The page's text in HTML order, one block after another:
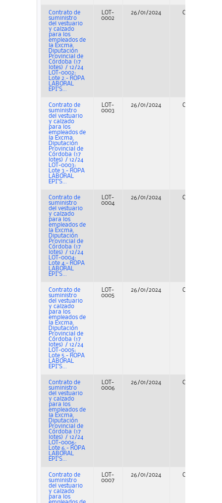
Contrato de
suministro
del vestuario
y calzado
para los
empleados de
la Excma.
Diputación
Provincial de
Córdoba (17
lotes) / 12/24
LOT-0002:
Lote 2.- ROPA
LABORAL
EPI’S...
LOT-
0002
26/01/2024 Concurso
Contrato de
suministro
del vestuario
y calzado
para los
empleados de
la Excma.
Diputación
Provincial de
Córdoba (17
lotes) / 12/24
LOT-0003:
Lote 3.- ROPA
LABORAL
EPI’S...
LOT-
0003
26/01/2024 Concurso
Contrato de
suministro
del vestuario
y calzado
para los
empleados de
la Excma.
Diputación
Provincial de
Córdoba (17
lotes) / 12/24
LOT-0004:
Lote 4.- ROPA
LABORAL
EPI’S...
LOT-
0004
26/01/2024 Concurso
Contrato de
suministro
del vestuario
y calzado
para los
empleados de
la Excma.
Diputación
Provincial de
Córdoba (17
lotes) / 12/24
LOT-0005:
Lote 5.- ROPA
LABORAL
EPI’S...
LOT-
0005
26/01/2024 Concurso
Contrato de
suministro
del vestuario
y calzado
para los
empleados de
la Excma.
Diputación
Provincial de
Córdoba (17
lotes) / 12/24
LOT-0006:
Lote 6.- ROPA
LABORAL
EPI’S...
LOT-
0006
26/01/2024 Concurso
Contrato de
suministro
del vestuario
y calzado
para los
LOT-
0007
26/01/2024 Concurso